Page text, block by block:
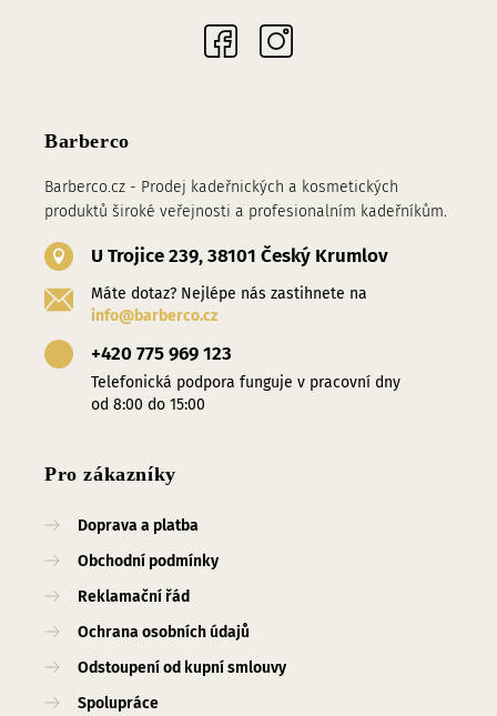
Barberco
Barberco.cz - Prodej kadeřnických a kosmetických
produktů široké veřejnosti a profesionalním kadeřníkům.
U Trojice 239, 38101 Český Krumlov
Máte dotaz? Nejlépe nás zastihnete na
info@barberco.cz
+420 775 969 123
Telefonická podpora funguje v pracovní dny
od 8:00 do 15:00
Pro zákazníky
Doprava a platba
Obchodní podmínky
Reklamační řád
Ochrana osobních údajů
Odstoupení od kupní smlouvy
Spolupráce